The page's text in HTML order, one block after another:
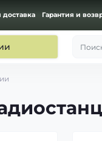
доставка Гарантия и